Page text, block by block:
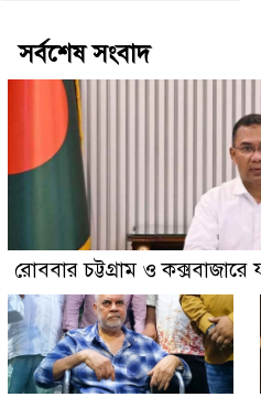
সর্বশেষ সংবাদ
রোববার চট্টগ্রাম ও কক্সবাজারে